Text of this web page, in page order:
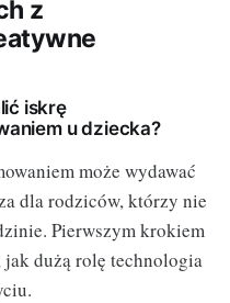
z
iskrę
u dziecka?
może wydawać
dla rodziców, którzy nie
Pierwszym krokiem
dużą rolę technologia